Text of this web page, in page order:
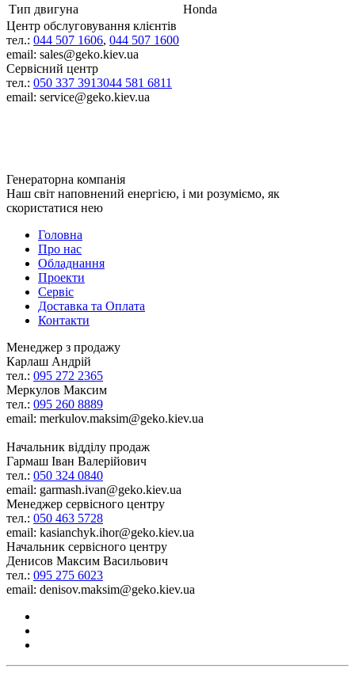
Тип двигуна
Honda
Центр обслуговування клієнтів
тел.: 044 507 1606, 044 507 1600
email: sales@geko.kiev.ua
Сервісний центр
тел.: 050 337 3913044 581 6811
email: service@geko.kiev.ua
Генераторна компанія
Наш світ наповнений енергією, і ми розуміємо, як
скористатися нею
Головна
Про нас
Обладнання
Проекти
Сервіс
Доставка та Оплата
Контакти
Менеджер з продажу
Карлаш Андрій
тел.: 095 272 2365
Меркулов Максим
тел.: 095 260 8889
email: merkulov.maksim@geko.kiev.ua
Начальник відділу продаж
Гармаш Іван Валерійович
тел.: 050 324 0840
email: garmash.ivan@geko.kiev.ua
Менеджер сервісного центру
тел.: 050 463 5728
email: kasianchyk.ihor@geko.kiev.ua
Начальник сервісного центру
Денисов Максим Васильович
тел.: 095 275 6023
email: denisov.maksim@geko.kiev.ua